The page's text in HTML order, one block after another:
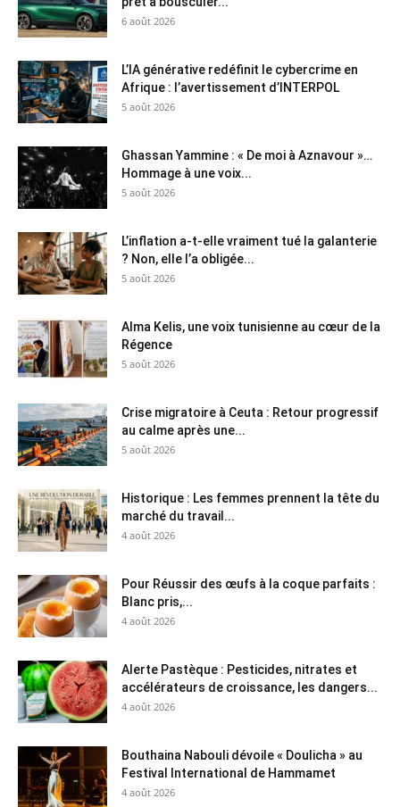
6 août 2026
L’IA générative redéfinit le cybercrime en
Afrique : l’avertissement d’INTERPOL
5 août 2026
Ghassan Yammine : « De moi à Aznavour »…
Hommage à une voix...
5 août 2026
L’inflation a-t-elle vraiment tué la galanterie
? Non, elle l’a obligée...
5 août 2026
Alma Kelis, une voix tunisienne au cœur de la
Régence
5 août 2026
Crise migratoire à Ceuta : Retour progressif
au calme après une...
5 août 2026
Historique : Les femmes prennent la tête du
marché du travail...
4 août 2026
Pour Réussir des œufs à la coque parfaits :
Blanc pris,...
4 août 2026
Alerte Pastèque : Pesticides, nitrates et
accélérateurs de croissance, les dangers...
4 août 2026
Bouthaina Nabouli dévoile « Doulicha » au
Festival International de Hammamet
4 août 2026